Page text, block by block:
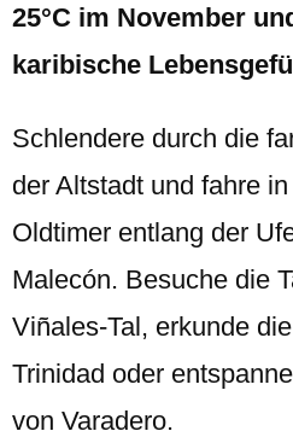
25°C im November
karibische
Schlendere durch die
der Altstadt und fahre
Oldtimer entlang der
Malecón. Besuche die
Viñales-Tal, erkunde
Trinidad oder
von Varadero.